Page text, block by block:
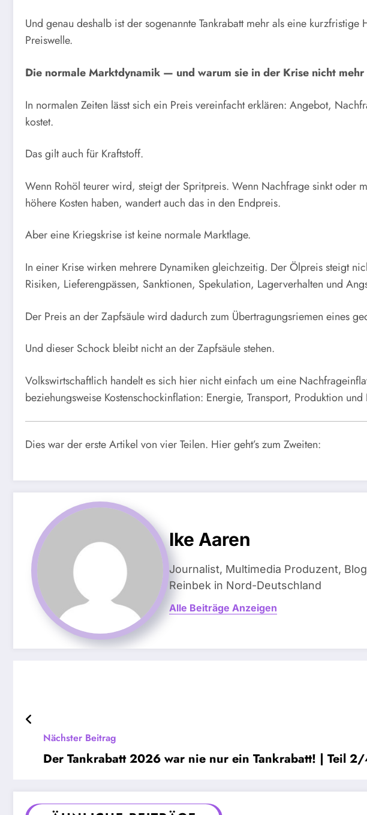
Und genau deshalb ist der sogenannte Tankrabatt mehr als eine
Preiswelle.
Die normale Marktdynamik — und warum sie in der Krise nicht
In normalen Zeiten lässt sich ein Preis vereinfacht erklären: Angebot,
kostet.
Das gilt auch für Kraftstoff.
Wenn Rohöl teurer wird, steigt der Spritpreis. Wenn Nachfrage sinkt oder
höhere Kosten haben, wandert auch das in den Endpreis.
Aber eine Kriegskrise ist keine normale Marktlage.
In einer Krise wirken mehrere Dynamiken gleichzeitig. Der Ölpreis steigt
Risiken, Lieferengpässen, Sanktionen, Spekulation, Lagerverhalten und
Der Preis an der Zapfsäule wird dadurch zum Übertragungsriemen eines
Und dieser Schock bleibt nicht an der Zapfsäule stehen.
Volkswirtschaftlich handelt es sich hier nicht einfach um eine
beziehungsweise Kostenschockinflation: Energie, Transport, Produktion
Dies war der erste Artikel von vier Teilen. Hier geht’s zum Zweiten:
Ike Aaren
Journalist, Multimedia Produzent,
Reinbek in Nord-Deutschland
Alle Beiträge Anzeigen
Nächster Beitrag
Der Tankrabatt 2026 war nie nur ein Tankrabatt! | Teil